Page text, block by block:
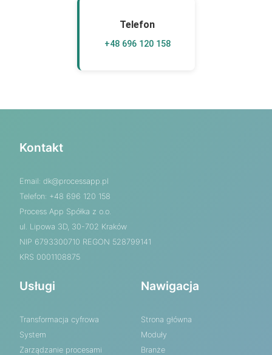
Telefon
+48 696 120 158
Kontakt
Email: dk@processapp.pl
Telefon: +48 696 120 158
Process App Spółka z o.o.
ul. Lipowa 3D, 30-702 Kraków
NIP 6793300710 REGON 528799141
KRS 0001108875
Usługi
Transformacja cyfrowa
System
Zarządzanie procesami
Nawigacja
Strona główna
Moduły
Branże